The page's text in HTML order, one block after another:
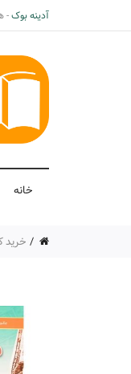
آدینه بوک-
خانه
خرید